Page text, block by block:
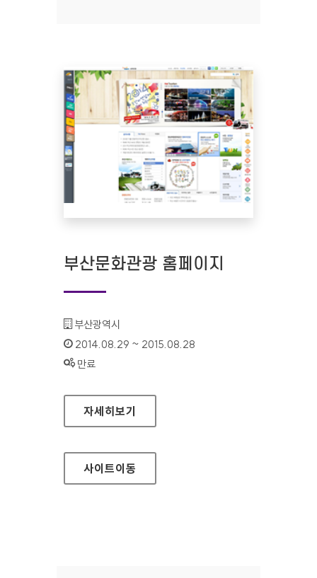
부산문화관광 홈페이지
기관명 :
부산광역시
인증기간 :
2014.08.29 ~ 2015.08.28
상태 :
만료
부산문화관광 홈페이지
자세히보기
사이트이동